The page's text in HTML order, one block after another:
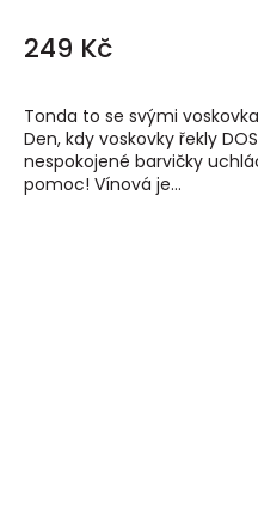
249 Kč
Tonda to se svými
Den, kdy voskovky řekly
nespokojené barvičky
pomoc! Vínová je...